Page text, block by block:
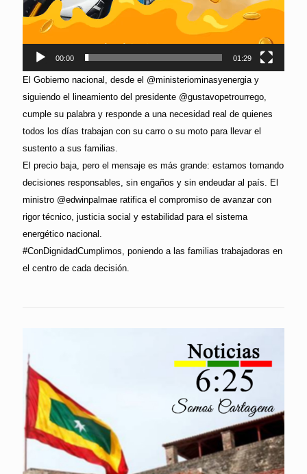
00:00 01:29
El Gobierno nacional, desde el @ministeriominasyenergia y
siguiendo el lineamiento del presidente @gustavopetrourrego,
cumple su palabra y responde a una necesidad real de quienes
todos los días trabajan con su carro o su moto para llevar el
sustento a sus familias.
El precio baja, pero el mensaje es más grande: estamos tomando
decisiones responsables, sin engaños y sin endeudar al país. El
ministro @edwinpalmae ratifica el compromiso de avanzar con
rigor técnico, justicia social y estabilidad para el sistema
energético nacional.
#ConDignidadCumplimos, poniendo a las familias trabajadoras en
el centro de cada decisión.